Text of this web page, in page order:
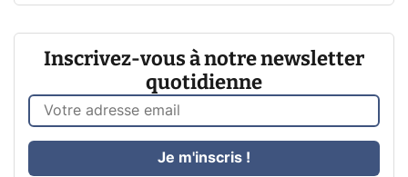
Inscrivez-vous à notre newsletter
quotidienne
Je m'inscris !